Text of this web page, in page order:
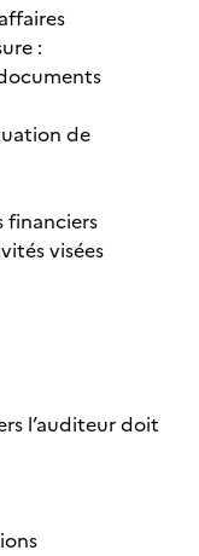
:
de
financiers
visées
l’auditeur doit